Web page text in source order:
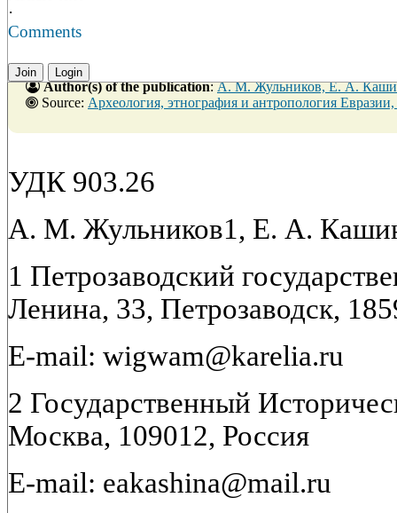
·
Comments
Join Login
Author(s) of the publication:А. М. Жульников, Е. А.
Source: Археология, этнография и антропология Евразии, № 2, 30
УДК 903.26
А. М. Жульников1, Е. А.
1 Петрозаводский
Ленина, 33, Петрозаводск,
E-mail: wigwam@karelia.ru
2 Государственный
Москва, 109012, Россия
E-mail: eakashina@mail.ru